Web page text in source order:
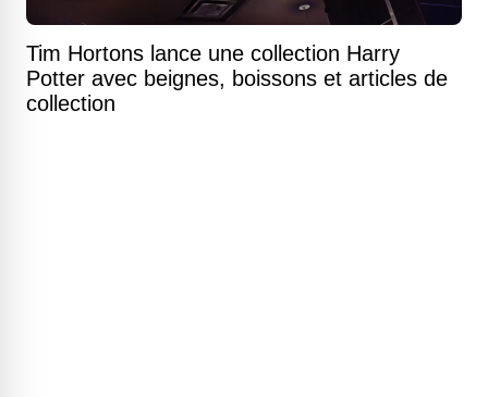
Tim Hortons lance une collection Harry
Potter avec beignes, boissons et articles de
collection